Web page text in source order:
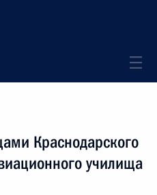
Краснодарского
училища